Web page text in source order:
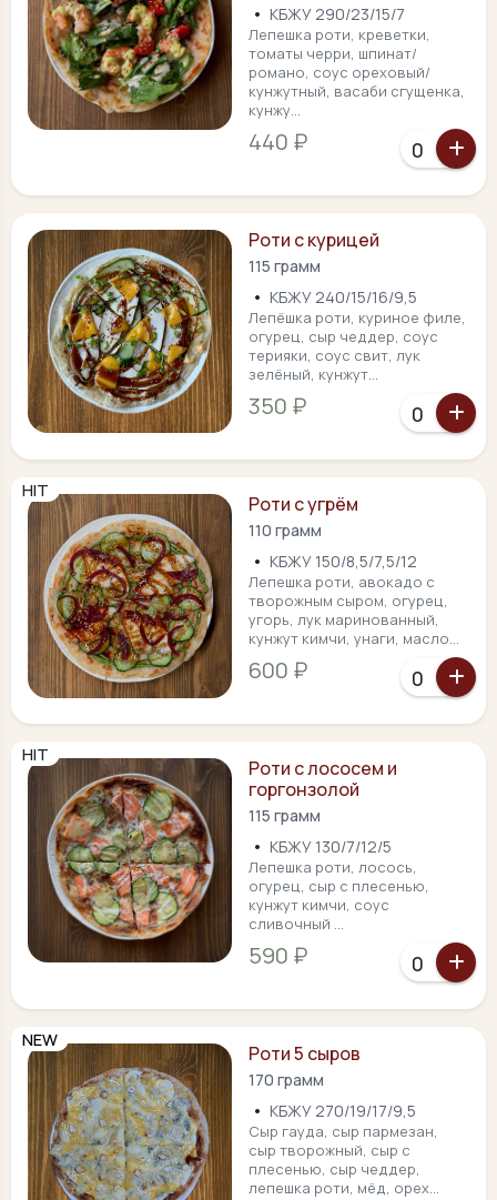
• КБЖУ 290/23/15/7
Лепешка роти, креветки,
томаты черри, шпинат/
романо, соус ореховый/
кунжутный, васаби сгущенка,
кунжу...
440 ₽
Роти с курицей
115 грамм
• КБЖУ 240/15/16/9,5
Лепёшка роти, куриное филе,
огурец, сыр чеддер, соус
терияки, соус свит, лук
зелёный, кунжут...
350 ₽
HIT
Роти с угрём
110 грамм
• КБЖУ 150/8,5/7,5/12
Лепешка роти, авокадо с
творожным сыром, огурец,
угорь, лук маринованный,
кунжут кимчи, унаги, масло...
600 ₽
HIT
Роти с лососем и
горгонзолой
115 грамм
• КБЖУ 130/7/12/5
Лепешка роти, лосось,
огурец, сыр с плесенью,
кунжут кимчи, соус
сливочный ...
590 ₽
NEW
Роти 5 сыров
170 грамм
• КБЖУ 270/19/17/9,5
Сыр гауда, сыр пармезан,
сыр творожный, сыр с
плесенью, сыр чеддер,
лепешка роти, мёд, орех...